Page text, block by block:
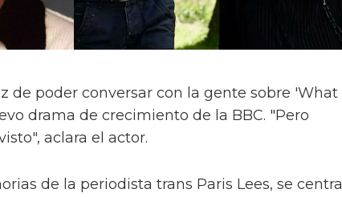
de poder conversar con la gente sobre 'What
drama de crecimiento de la BBC. "Pero
aclara el actor.
de la periodista trans Paris Lees, se centra